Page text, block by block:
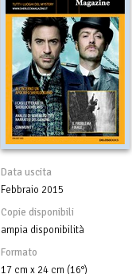
Data uscita
Febbraio 2015
Copie disponibili
ampia disponibilità
Formato
17 cm x 24 cm (16°)